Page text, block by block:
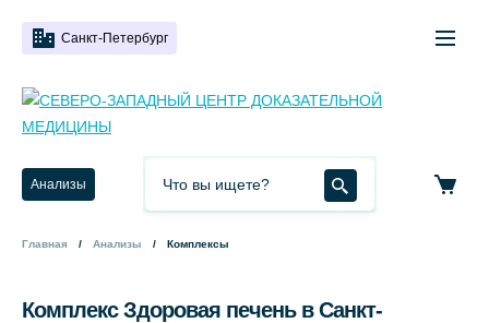
Санкт-Петербург
Анализы
Главная Анализы Комплексы
Комплекс Здоровая печень в Санкт-